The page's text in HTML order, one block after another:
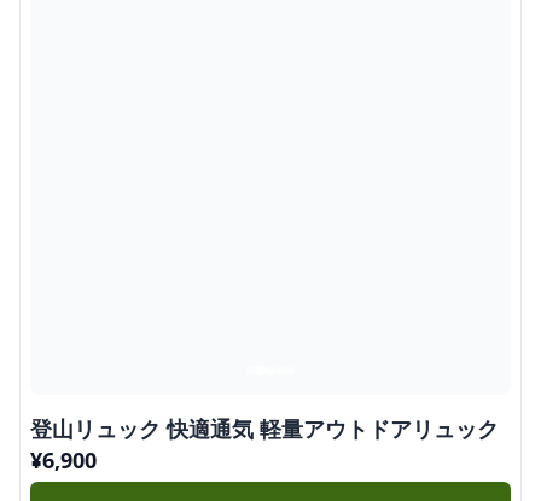
登山リュック 快適通気 軽量アウトドアリュック
¥6,900